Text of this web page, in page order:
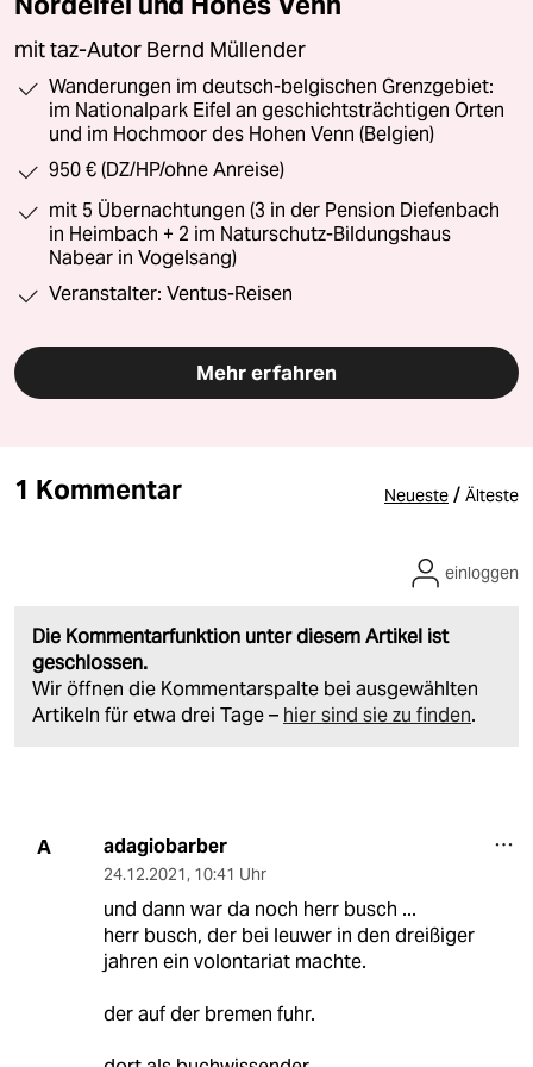
mit taz-Autor Bernd Müllender
Wanderungen im deutsch-belgischen Grenzgebiet:
im Nationalpark Eifel an geschichtsträchtigen Orten
und im Hochmoor des Hohen Venn (Belgien)
950 € (DZ/HP/ohne Anreise)
mit 5 Übernachtungen (3 in der Pension Diefenbach
in Heimbach + 2 im Naturschutz-Bildungshaus
Nabear in Vogelsang)
Veranstalter: Ventus-Reisen
Mehr erfahren
1 Kommentar Neueste / Älteste
Die Kommentarfunktion unter diesem Artikel ist
geschlossen.
Wir öffnen die Kommentarspalte bei ausgewählten
Artikeln für etwa drei Tage – hier sind sie zu finden.
einloggen
A adagiobarber
24.12.2021, 10:41 Uhr
und dann war da noch herr busch ...
herr busch, der bei leuwer in den dreißiger
jahren ein volontariat machte.
der auf der bremen fuhr.